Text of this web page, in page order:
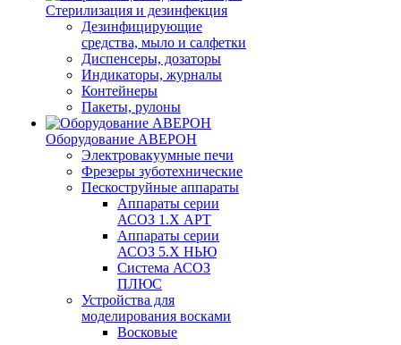
Стерилизация и дезинфекция
Дезинфицирующие
средства, мыло и салфетки
Диспенсеры, дозаторы
Индикаторы, журналы
Контейнеры
Пакеты, рулоны
Оборудование АВЕРОН
Электровакуумные печи
Фрезеры зуботехнические
Пескоструйные аппараты
Аппараты серии
АСОЗ 1.Х АРТ
Аппараты серии
АСОЗ 5.Х НЬЮ
Система АСОЗ
ПЛЮС
Устройства для
моделирования восками
Восковые